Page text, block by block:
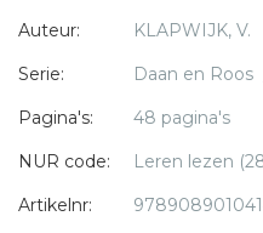
Papa belt heel lang.
En Daan pakt de kwast...
Met informatie over de
Auteur:
KLAPWIJK, V.
Serie:
Daan en Roos
Pagina's:
48 pagina's
NUR code:
Leren lezen
Artikelnr:
* = verplicht